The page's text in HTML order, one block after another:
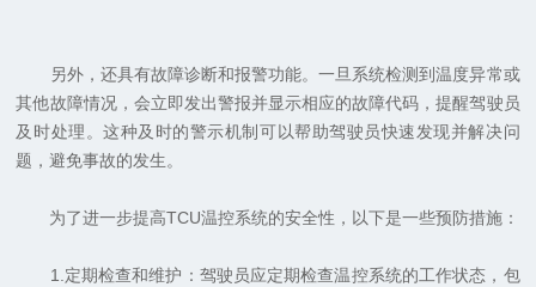
另外，还具有故障诊断和报警功能。一旦系统检测到温度异常或
其他故障情况，会立即发出警报并显示相应的故障代码，提醒驾驶员
及时处理。这种及时的警示机制可以帮助驾驶员快速发现并解决问
题，避免事故的发生。
为了进一步提高TCU温控系统的安全性，以下是一些预防措施：
1.定期检查和维护：驾驶员应定期检查温控系统的工作状态，包